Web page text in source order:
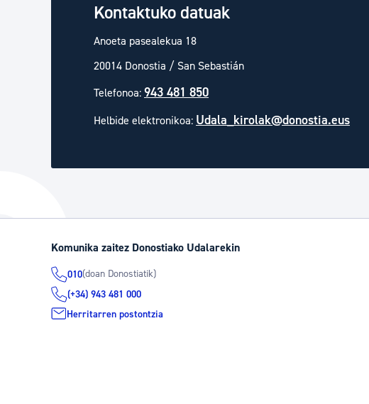
Kontaktuko datuak
Anoeta pasealekua 18
20014 Donostia / San Sebastián
Telefonoa: 943 481 850
Helbide elektronikoa: Udala_kirolak@donostia.eus
Komunika zaitez Donostiako Udalarekin
010(doan Donostiatik)
(+34) 943 481 000
Herritarren postontzia